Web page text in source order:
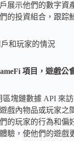
展示他們的數字資
的投資組合，跟踪
戶和玩家的情況
項目，遊戲公
區塊鏈數據 API 來
戲內物品或玩家之
的玩家的行為和偏
驗，使他們的遊戲